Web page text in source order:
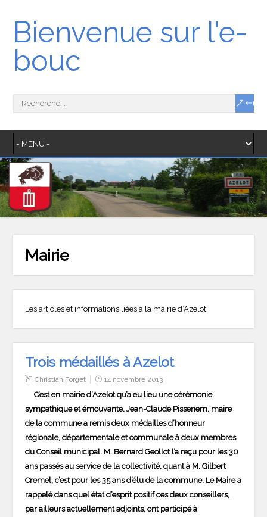
Bienvenue sur l'e-
bouc
Mairie
Les articles et informations liées à la mairie d’Azelot
Trois médaillés à Azelot
Christian Forget 14 novembre 2013
C’est en mairie d’Azelot qu’a eu lieu une cérémonie
sympathique et émouvante. Jean-Claude Pissenem, maire
de la commune a remis deux médailles d’honneur
régionale, départementale et communale à deux membres
du Conseil municipal. M. Bernard Geollot l’a reçu pour les 30
ans passés au service de la collectivité, quant à M. Gilbert
Cremel, c’est pour les 35 ans d’élu de la commune. Le Maire a
rappelé dans quel état d’esprit positif ces deux conseillers,
par ailleurs actuellement adjoints, ont participé à